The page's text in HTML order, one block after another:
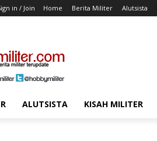
in / Join Home Berita Militer Alutsista
ALUTSISTA KISAH MILITER